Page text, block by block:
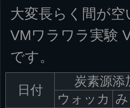
大変長らく間が
VMワラワラ実験
です。
日付
炭素源添
ウォッカ